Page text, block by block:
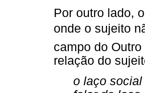
Por outro lado,
onde o sujeito
campo do
relação do
o laço